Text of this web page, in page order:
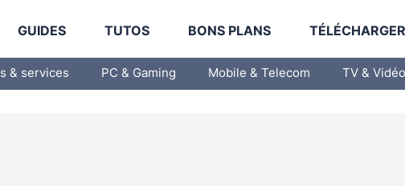
GUIDES TUTOS BONS PLANS
& services PC & Gaming Mobile & Telecom TV & Vidéo